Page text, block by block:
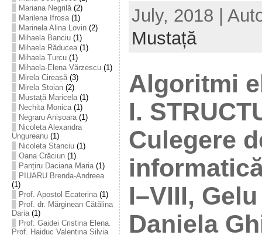
Mariana Negrilă(2)
Marilena Ifrosa(1)
Marinela Alina Lovin(2)
Mihaela Banciu(1)
Mihaela Răducea(1)
Mihaela Turcu(1)
Mihaela-Elena Vărzescu(1)
Mirela Cireașă(3)
Mirela Stoian(2)
Mustață Maricela(1)
Nechita Monica(1)
Negraru Anișoara(1)
Nicoleta Alexandra
Ungureanu(1)
Nicoleta Stanciu(1)
Oana Crăciun(1)
Panțiru Daciana Maria(1)
PIUARU Brenda-Andreea
(1)
Prof. Apostol Ecaterina(1)
Prof. dr. Mărginean Cătălina
Daria(1)
Prof. Gaidei Cristina Elena.
Prof. Haiduc Valentina Silvia
July, 2018 |
Mustață
Algoritmi
I.
Culegere
I–VIII,
Daniela